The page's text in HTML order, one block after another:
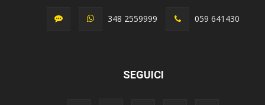
348 2559999 059 641430
SEGUICI